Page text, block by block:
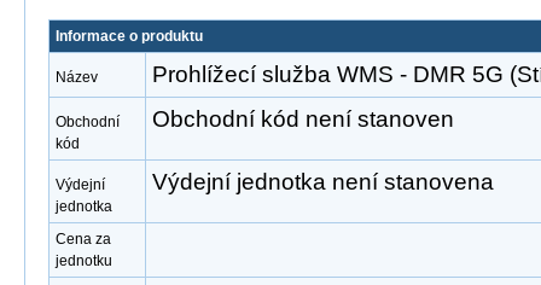
Informace o produktu
Název Prohlížecí služba WMS - DMR 5G
Obchodní
kód
Obchodní kód není stanoven
Výdejní
jednotka
Výdejní jednotka není stanovena
Cena za
jednotku